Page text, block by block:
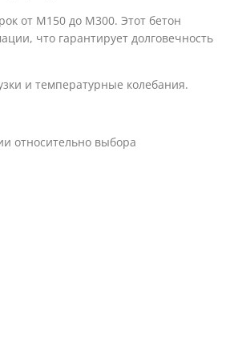
от М150 до М300. Этот бетон
что гарантирует долговечность
и температурные колебания.
относительно выбора